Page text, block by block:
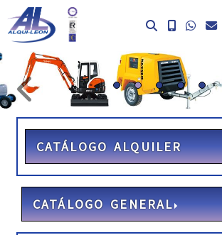
prev
CATÁLOGO ALQUILER
CATÁLOGO GENERAL